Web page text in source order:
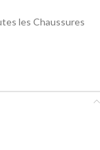
les Chaussures